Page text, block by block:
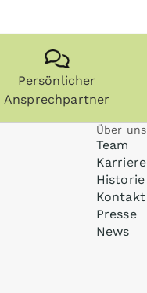
Persönlicher
Ansprechpartner
Über uns
Team
Karriere
Historie
Kontakt
Presse
News